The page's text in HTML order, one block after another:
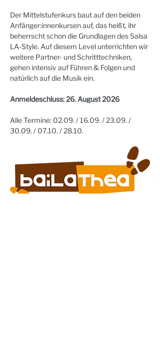
Der Mittelstufenkurs baut auf den beiden
Anfänger:innenkursen auf, das heißt, ihr
beherrscht schon die Grundlagen des Salsa
LA-Style. Auf diesem Level unterrichten wir
weitere Partner- und Schritttechniken,
gehen intensiv auf Führen & Folgen und
natürlich auf die Musik ein.
Anmeldeschluss: 26. August 2026
Alle Termine: 02.09. / 16.09. / 23.09. /
30.09. / 07.10. / 28.10.